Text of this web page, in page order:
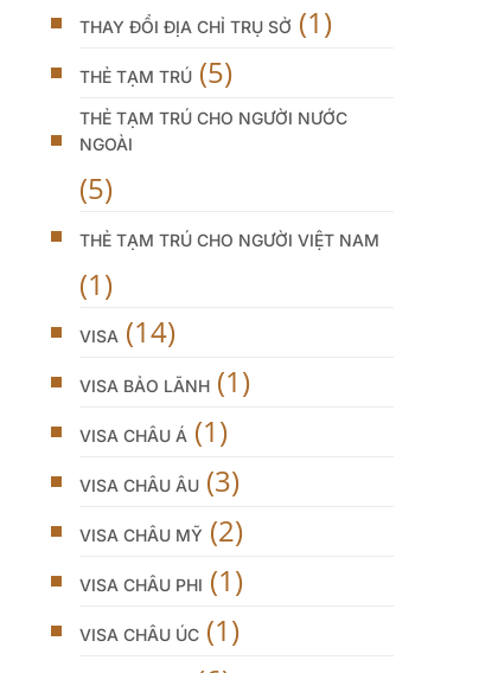
THAY ĐỔI ĐỊA CHỈ TRỤ SỞ (1)
THẺ TẠM TRÚ (5)
THẺ TẠM TRÚ CHO NGƯỜI NƯỚC
NGOÀI
(5)
THẺ TẠM TRÚ CHO NGƯỜI VIỆT NAM
(1)
VISA (14)
VISA BẢO LÃNH (1)
VISA CHÂU Á (1)
VISA CHÂU ÂU (3)
VISA CHÂU MỸ (2)
VISA CHÂU PHI (1)
VISA CHÂU ÚC (1)